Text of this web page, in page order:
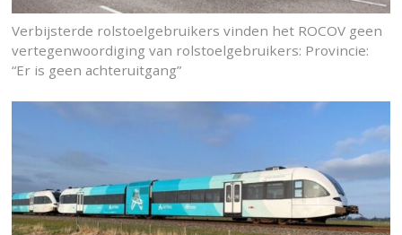
Verbijsterde rolstoelgebruikers vinden het ROCOV geen
vertegenwoordiging van rolstoelgebruikers: Provincie:
“Er is geen achteruitgang”